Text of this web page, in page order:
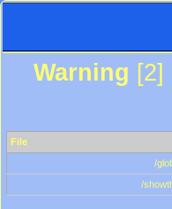
Warning
File
/
/